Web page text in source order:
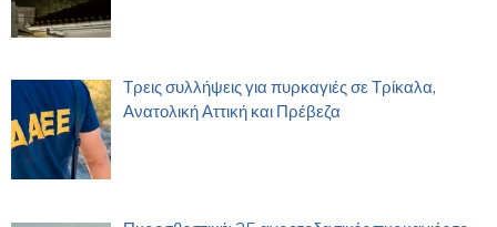
Τρεις συλλήψεις για πυρκαγιές σε Τρίκαλα,
Ανατολική Αττική και Πρέβεζα